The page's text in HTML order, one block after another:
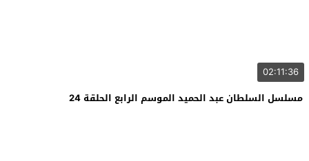
02:11:36
مسلسل السلطان عبد الحميد الموسم الرابع الحلقة 24